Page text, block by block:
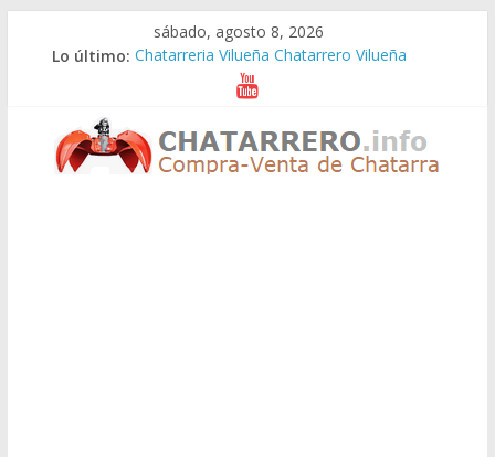
sábado, agosto 8, 2026
Lo último: Chatarreria Vilueña Chatarrero Vilueña
Chatarreria Zuera Chatarrero Zuera
Chatarreria Zaragoza Chatarrero Zaragoza
Chatarreria Zaida Chatarrero Zaida
Chatarreria Vistabella Chatarrero Vistabella